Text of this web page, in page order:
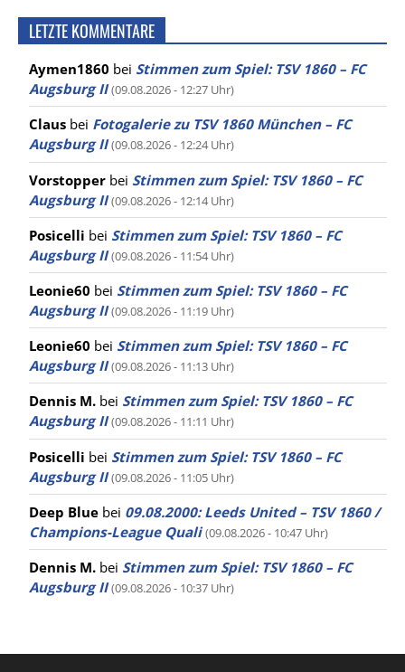
LETZTE KOMMENTARE
Aymen1860 bei Stimmen zum Spiel: TSV 1860 – FC
Augsburg II (09.08.2026 - 12:27 Uhr)
Claus bei Fotogalerie zu TSV 1860 München – FC
Augsburg II (09.08.2026 - 12:24 Uhr)
Vorstopper bei Stimmen zum Spiel: TSV 1860 – FC
Augsburg II (09.08.2026 - 12:14 Uhr)
Posicelli bei Stimmen zum Spiel: TSV 1860 – FC
Augsburg II (09.08.2026 - 11:54 Uhr)
Leonie60 bei Stimmen zum Spiel: TSV 1860 – FC
Augsburg II (09.08.2026 - 11:19 Uhr)
Leonie60 bei Stimmen zum Spiel: TSV 1860 – FC
Augsburg II (09.08.2026 - 11:13 Uhr)
Dennis M. bei Stimmen zum Spiel: TSV 1860 – FC
Augsburg II (09.08.2026 - 11:11 Uhr)
Posicelli bei Stimmen zum Spiel: TSV 1860 – FC
Augsburg II (09.08.2026 - 11:05 Uhr)
Deep Blue bei 09.08.2000: Leeds United – TSV 1860 /
Champions-League Quali (09.08.2026 - 10:47 Uhr)
Dennis M. bei Stimmen zum Spiel: TSV 1860 – FC
Augsburg II (09.08.2026 - 10:37 Uhr)